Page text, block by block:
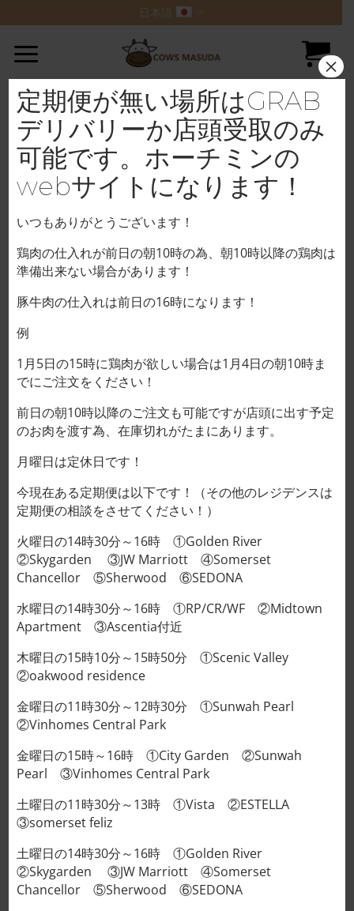
to
content
日本語
タン下 우설 밑살 GẦM LƯỠI
10000VND/100g
タン下 우설 밑살 GẦM LƯỠI 10000VND/100g個
カートに入れる
説明
レビュー (0)
煮込み系におすすめです！
Recommended for stewed foods!
Tan stew, Tan curry, Miso stew, etc.
定期便が無い場所はGRAB
デリバリーか店頭受取のみ
可能です。ホーチミンの
webサイトになります！
いつもありがとうございます！
鶏肉の仕入れが前日の朝10時の為、朝10時以降の鶏肉は
準備出来ない場合があります！
豚牛肉の仕入れは前日の16時になります！
例
1月5日の15時に鶏肉が欲しい場合は1月4日の朝10時ま
でにご注文をください！
前日の朝10時以降のご注文も可能ですが店頭に出す予定
のお肉を渡す為、在庫切れがたまにあります。
月曜日は定休日です！
今現在ある定期便は以下です！（その他のレジデンスは
定期便の相談をさせてください！）
火曜日の14時30分～16時 ①Golden River
②Skygarden ③JW Marriott ④Somerset
Chancellor ⑤Sherwood ⑥SEDONA
水曜日の14時30分～16時 ①RP/CR/WF ②Midtown
Apartment ③Ascentia付近
木曜日の15時10分～15時50分 ①Scenic Valley
②oakwood residence
金曜日の11時30分～12時30分 ①Sunwah Pearl
②Vinhomes Central Park
金曜日の15時～16時 ①City Garden ②Sunwah
Pearl ③Vinhomes Central Park
土曜日の11時30分～13時 ①Vista ②ESTELLA
③somerset feliz
土曜日の14時30分～16時 ①Golden River
②Skygarden ③JW Marriott ④Somerset
Chancellor ⑤Sherwood ⑥SEDONA
×